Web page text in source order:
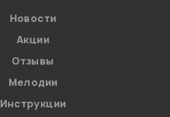
Новости
Акции
Отзывы
Мелодии
Инструкции